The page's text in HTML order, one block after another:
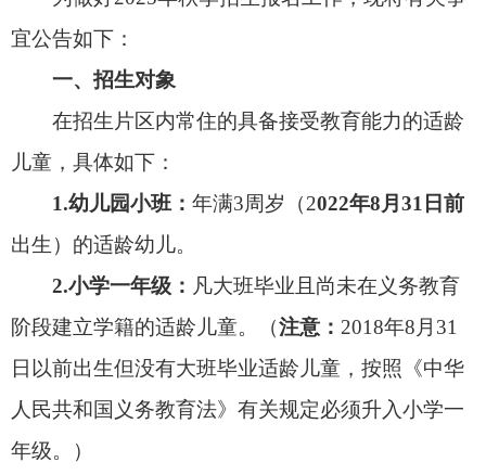
日以前出生但没有大班毕业适龄儿童，按照 《中华
人民共和国义务教育法》
年级。）
因特殊情况无法入学（园）的需申请办理延缓
入学（园）手续。
二、招生办法
我市城区中小学、幼儿园新生入学实行“克州教
育应用平台”在线招生，城区小学、幼儿园新生需按
照划定的片区登记报名，城区初中新生按照对口直
详见附件1）
乡镇幼儿园新生在所在乡镇区域幼儿园登记报